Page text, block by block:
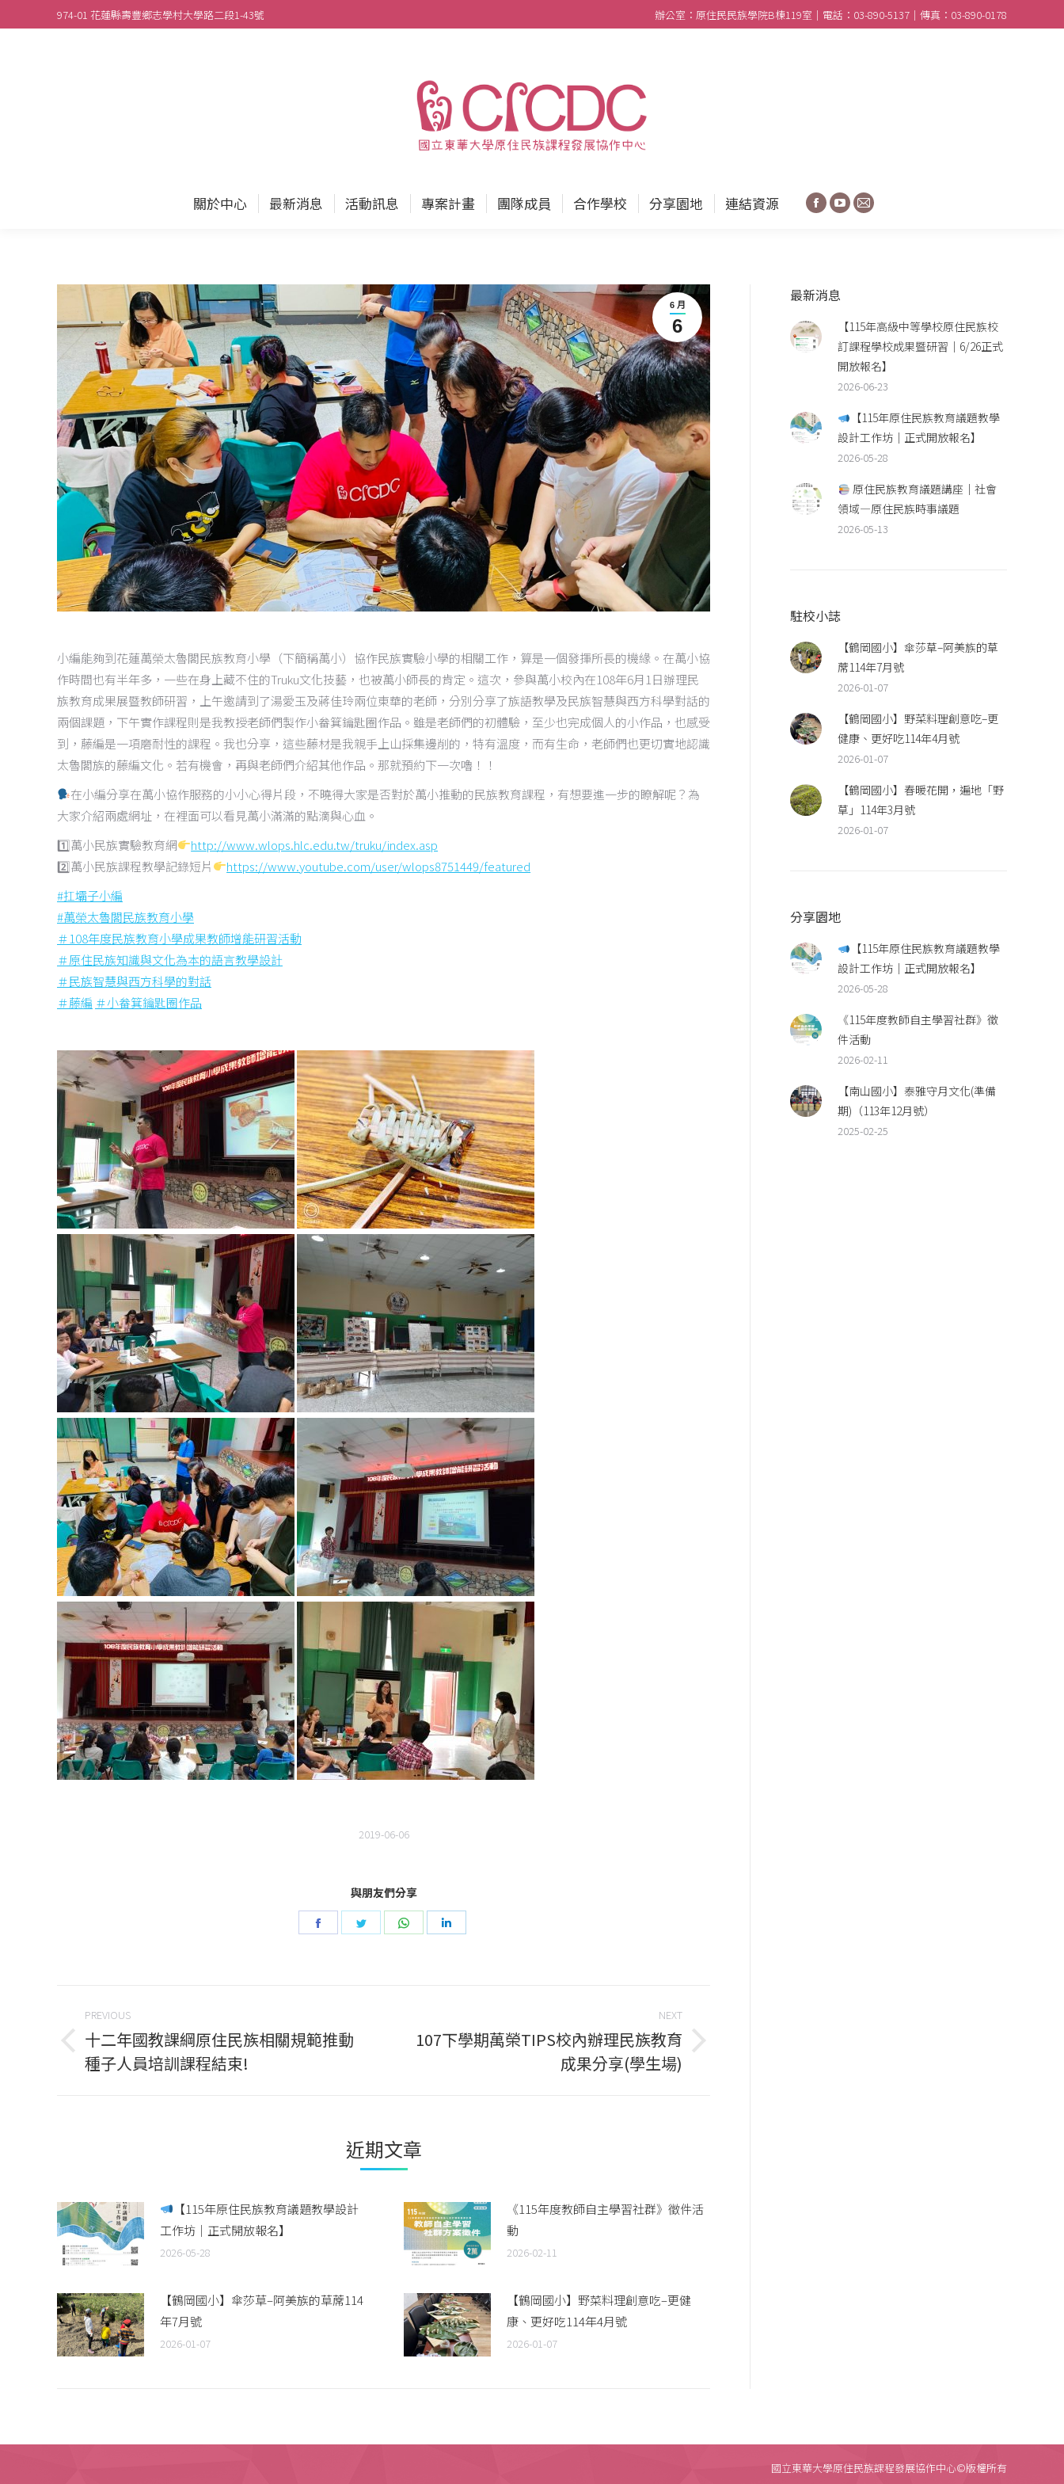
974-01 花蓮縣壽豐鄉志學村大學路二段1-43號 辦公室：原住民民族學院B棟119室｜電話：03-890-5137｜傳真：03-890-0178
關於中心 最新消息 活動訊息 專案計畫 團隊成員 合作學校 分享園地 連結資源 Facebook
YouTube
Mail
6 月
6
小編能夠到花蓮萬榮太魯閣民族教育小學（下簡稱萬小）協作民族實驗小學的相關工作，算是一個發揮所長的機緣。在萬小協
作時間也有半年多，一些在身上藏不住的Truku文化技藝，也被萬小師長的肯定。這次，參與萬小校內在108年6月 1 日辦理民
族教育成果展暨教師研習，上午邀請到了湯愛玉及蔣佳玲兩位東華的老師，分別分享了族語教學及民族智慧與西方科學對話的
兩個課題，下午實作課程則是我教授老師們製作小畚箕鑰匙圈作品。雖是老師們的初體驗，至少也完成個人的小作品，也感受
到，藤編是一項磨耐性的課程。我也分享，這些藤材是我親手上山採集邊削的，特有溫度，而有生命，老師們也更切實地認識
太魯閣族的藤編文化。若有機會，再與老師們介紹其他作品。那就預約下一次嚕！！
在小編分享在萬小協作服務的小小心得片段，不曉得大家是否對於萬小推動的民族教育課程，有想要進一步的瞭解呢？為
大家介紹兩處網址，在裡面可以看見萬小滿滿的點滴與心血。
1️萬小民族實驗教育網
http://www.wlops.hlc.edu.tw/truku/index.asp
2️萬小民族課程教學記錄短片
https://www.youtube.com/user/wlops8751449/featured
#扛壩子小編
#萬榮太魯閣民族教育小學
＃108年度民族教育小學成果教師增能研習活動
＃原住民族知識與文化為本的語言教學設計
＃民族智慧與西方科學的對話
＃藤編 ＃小畚箕鑰匙圈作品
2019-06-06
與朋友們分享
Share
Share
Share
Post
navigation
PREVIOUS
Previous
post:
十二年國教課綱原住民族相關規範推動
種子人員培訓課程結束!
NEXT
Next
107下學期萬榮TIPS校內辦理民族教育
成果分享(學生場)
近期文章
【115年原住民族教育議題教學設計
工作坊｜正式開放報名】
2026-05-28
《115年度教師自主學習社群》徵件活
動
2026-02-11
【鶴岡國小】傘莎草–阿美族的草蓆114
年7月號
2026-01-07
【鶴岡國小】野菜料理創意吃–更健
康、更好吃114年4月號
2026-01-07
最新消息
【115年高級中等學校原住民族校
訂課程學校成果暨研習｜6/26正式
開放報名】
2026-06-23
【115年原住民族教育議題教學
設計工作坊｜正式開放報名】
2026-05-28
原住民族教育議題講座｜社會
領域—原住民族時事議題
2026-05-13
駐校小誌
【鶴岡國小】傘莎草–阿美族的草
蓆114年7月號
2026-01-07
【鶴岡國小】野菜料理創意吃–更
健康、更好吃114年4月號
2026-01-07
【鶴岡國小】春暖花開，遍地「野
草」114年3月號
2026-01-07
分享園地
【115年原住民族教育議題教學
設計工作坊｜正式開放報名】
2026-05-28
《115年度教師自主學習社群》徵
件活動
2026-02-11
【南山國小】泰雅守月文化(準備
期)（113年12月號）
2025-02-25
國立東華大學原住民族課程發展協作中心©版權所有
關於中心 最新消息 活動訊息 專案計畫 團隊成員 合作學校 分享園地 連結資源